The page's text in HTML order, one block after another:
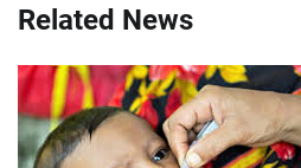
Related News